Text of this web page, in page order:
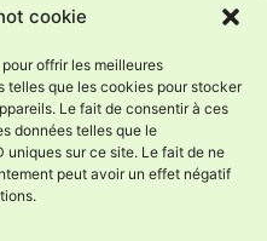
cookie
pour offrir les meilleures
telles que les cookies pour stocker
Le fait de consentir à ces
données telles que le
sur ce site. Le fait de ne
peut avoir un effet négatif